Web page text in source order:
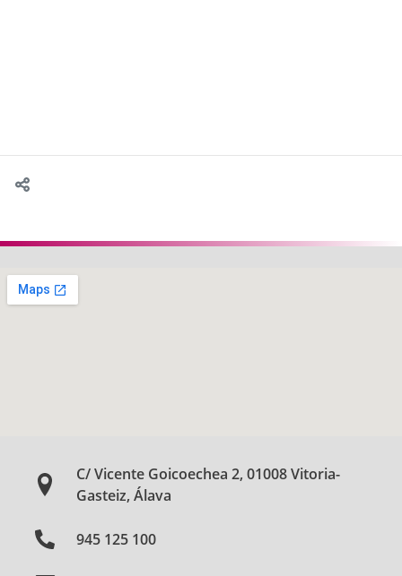
C/ Vicente Goicoechea 2, 01008 Vitoria-
Gasteiz, Álava
945 125 100